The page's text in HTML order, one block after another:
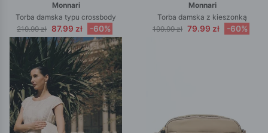
Monnari
Torba damska typu crossbody
219.99 zł 87.99 zł -60%
Monnari
Torba damska z kieszonką
199.99 zł 79.99 zł -60%